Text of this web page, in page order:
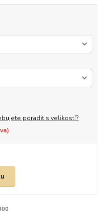
poradit s velikostí?